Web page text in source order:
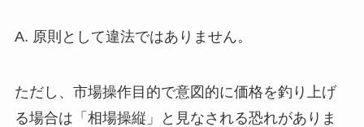
A. 原則として違法ではありません。
ただし、市場操作目的で意図的に価格を釣り上げ
る場合は「相場操縦」と見なされる恐れがありま